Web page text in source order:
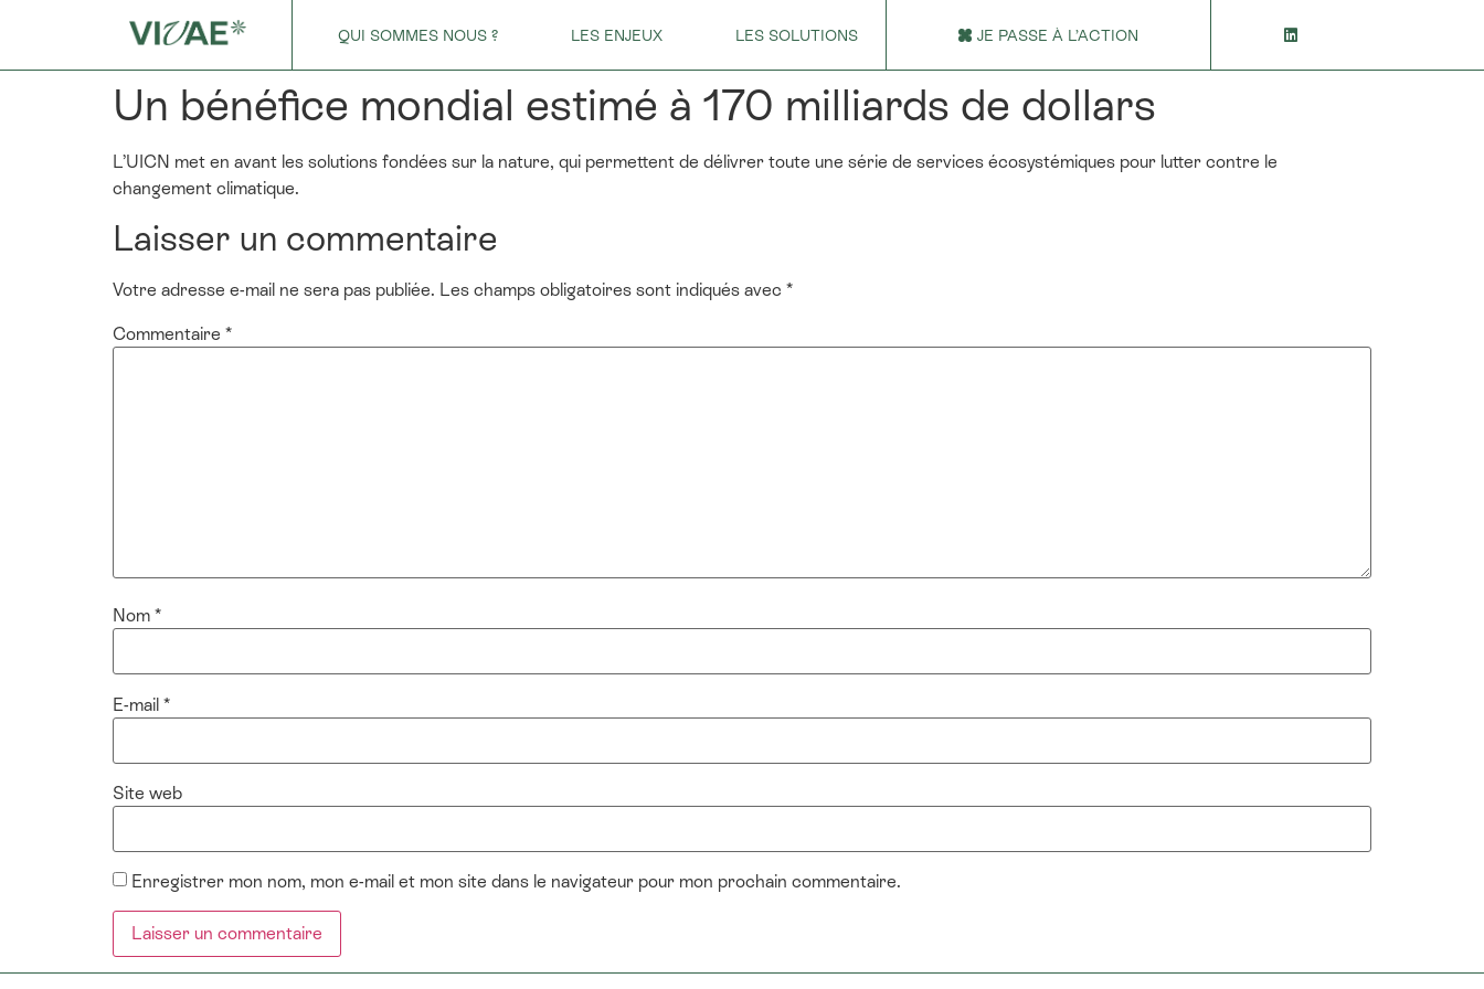
QUI SOMMES NOUS ? LES ENJEUX LES SOLUTIONS JE PASSE À L’ACTION
Un bénéfice mondial estimé à 170 milliards de dollars
L’UICN met en avant les solutions fondées sur la nature, qui permettent de délivrer toute une série de services écosystémiques pour lutter contre le
changement climatique.
Laisser un commentaire
Votre adresse e-mail ne sera pas publiée. Les champs obligatoires sont indiqués avec *
Commentaire *
Nom *
E-mail *
Site web
Enregistrer mon nom, mon e-mail et mon site dans le navigateur pour mon prochain commentaire.